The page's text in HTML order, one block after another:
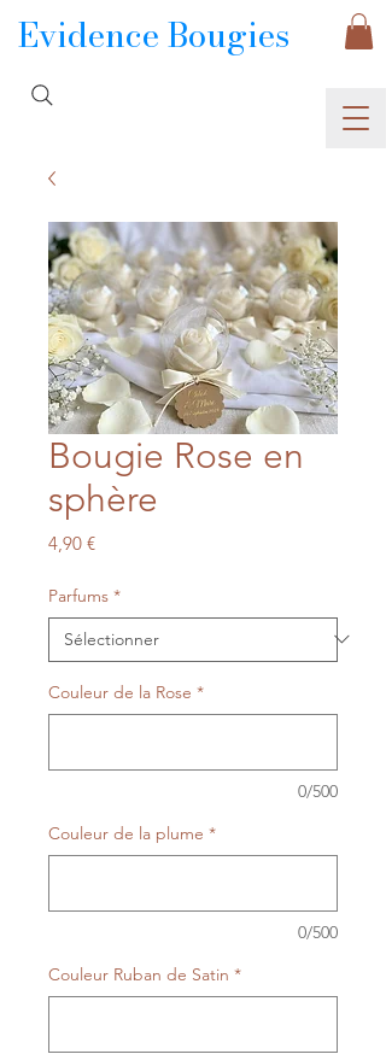
Evidence Bougies
Bougie Rose en
sphère
4,90 €Prix
Parfums *
Couleur de la Rose *
0/500
Couleur de la plume *
0/500
Couleur Ruban de Satin *